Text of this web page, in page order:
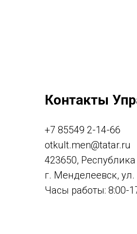
Контакты
+7 85549 2-14-66
otkult.men@tatar.ru
423650, Республика
г. Менделеевск,
Часы работы: 8:00-